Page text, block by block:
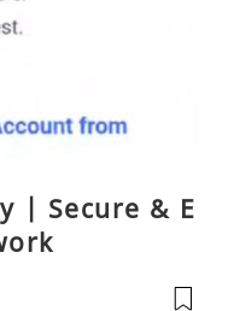
| Secure & E